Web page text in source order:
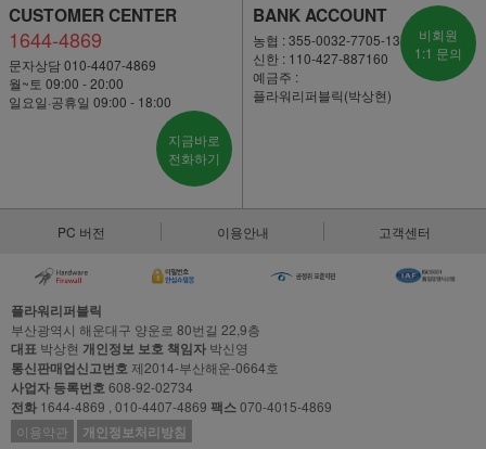
CUSTOMER CENTER
1644-4869
문자상담 010-4407-4869
월~토 09:00 - 20:00
일요일·공휴일 09:00 - 18:00
지금바로
전화하기
BANK ACCOUNT
농협 : 355-0032-7705-13
신한 : 110-427-887160
예금주 :
플라워리퍼블릭(박상현)
비회원
1:1 문의
PC 버전 이용안내 고객센터
플라워리퍼블릭
부산광역시 해운대구 양운로 80번길 22,9층
대표 박상현 개인정보 보호 책임자 박신영
통신판매업신고번호제2014-부산해운-0664호
사업자 등록번호608-92-02734
전화 1644-4869 , 010-4407-4869 팩스070-4015-4869
이용약관
개인정보처리방침